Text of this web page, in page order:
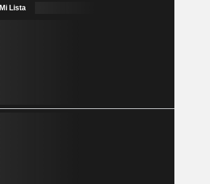
87.72 / 88.52
Mi Lista